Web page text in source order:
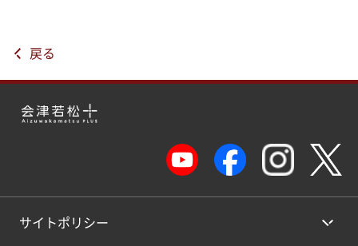
戻る
サイトポリシー